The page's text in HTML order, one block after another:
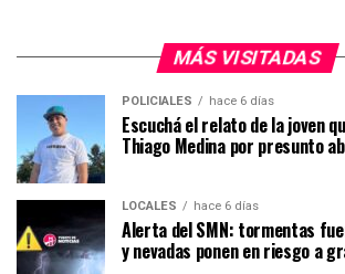
MÁS VISITADAS
POLICIALES hace 6 días
Escuchá el relato de la joven
Thiago Medina por presunto
LOCALES hace 6 días
Alerta del SMN: tormentas
y nevadas ponen en riesgo a